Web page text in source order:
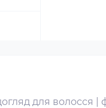
для волосся